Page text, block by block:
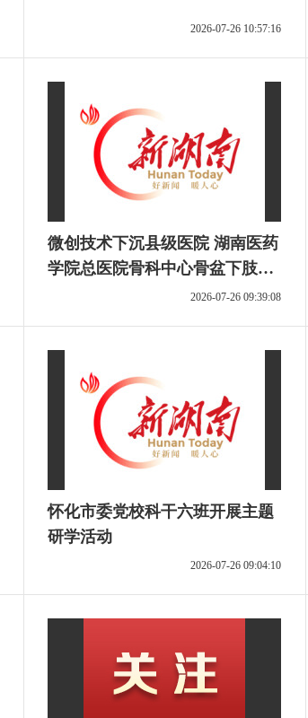
2026-07-26 10:57:16
微创技术下沉县级医院 湖南医药
学院总医院骨科中心骨盆下肢组
交出帮扶“成长答卷”2026-07-26 09:39:08
怀化市委党校科干六班开展主题
研学活动
2026-07-26 09:04:10